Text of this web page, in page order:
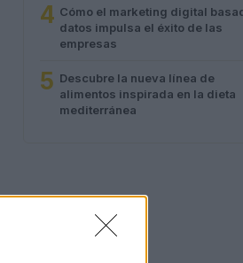
4 Cómo el marketing digital
datos impulsa el éxito de las
empresas
5 Descubre la nueva línea de
alimentos inspirada en la dieta
mediterránea